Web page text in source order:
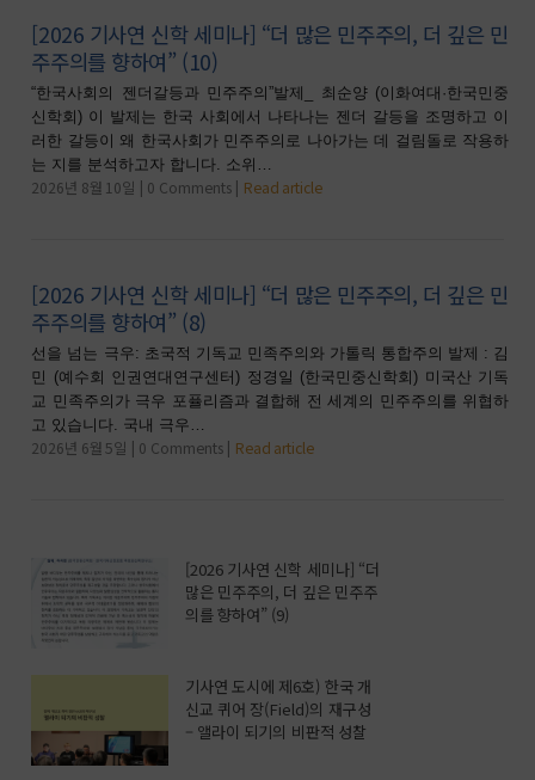
[2026 기사연 신학 세미나] “더 많은 민주주의, 더 깊은 민
주주의를 향하여” (10)
“한국사회의 젠더갈등과 민주주의”발제_ 최순양 (이화여대·한국민중
신학회) 이 발제는 한국 사회에서 나타나는 젠더 갈등을 조명하고 이
러한 갈등이 왜 한국사회가 민주주의로 나아가는 데 걸림돌로 작용하
는 지를 분석하고자 합니다. 소위…
2026년 8월 10일 0 Comments Read article
[2026 기사연 신학 세미나] “더 많은 민주주의, 더 깊은 민
주주의를 향하여” (8)
선을 넘는 극우: 초국적 기독교 민족주의와 가톨릭 통합주의 발제 : 김
민 (예수회 인권연대연구센터) 정경일 (한국민중신학회) 미국산 기독
교 민족주의가 극우 포퓰리즘과 결합해 전 세계의 민주주의를 위협하
고 있습니다. 국내 극우…
2026년 6월 5일 0 Comments Read article
[2026 기사연 신학 세미나] “더
많은 민주주의, 더 깊은 민주주
의를 향하여” (9)
기사연 도시에 제6호) 한국 개
신교 퀴어 장(Field)의 재구성
– 앨라이 되기의 비판적 성찰